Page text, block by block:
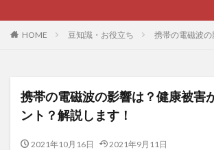
イベントや
HOME 豆知識・お役立ち 携帯の電磁波
携帯の電磁波の影響は？健康被害
ント？解説します！
2021年10月16日
2021年9月11日